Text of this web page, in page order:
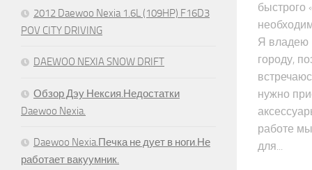
быстрого
Я владею
городу,
нужно
работе
для...
2012 Daewoo Nexia 1.6L (109HP) F16D3
POV CITY DRIVING
DAEWOO NEXIA SNOW DRIFT
Обзор Дэу Нексия.Недостатки
Daewoo Nexia.
Daewoo Nexia.Печка не дует в ноги.Не
работает вакуумник.